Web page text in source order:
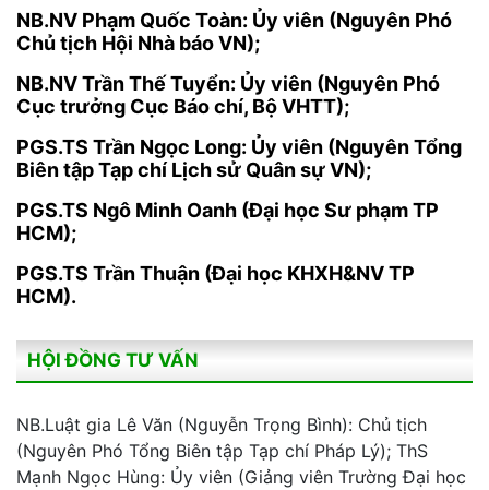
NB.NV Phạm Quốc Toàn: Ủy viên (Nguyên Phó
Chủ tịch Hội Nhà báo VN);
NB.NV Trần Thế Tuyển: Ủy viên (Nguyên Phó
Cục trưởng Cục Báo chí, Bộ VHTT);
PGS.TS Trần Ngọc Long: Ủy viên (Nguyên Tổng
Biên tập Tạp chí Lịch sử Quân sự VN);
PGS.TS Ngô Minh Oanh (Đại học Sư phạm TP
HCM);
PGS.TS Trần Thuận (Đại học KHXH&NV TP
HCM).
HỘI ĐỒNG TƯ VẤN
NB.Luật gia Lê Văn (Nguyễn Trọng Bình): Chủ tịch
(Nguyên Phó Tổng Biên tập Tạp chí Pháp Lý); ThS
Mạnh Ngọc Hùng: Ủy viên (Giảng viên Trường Đại học